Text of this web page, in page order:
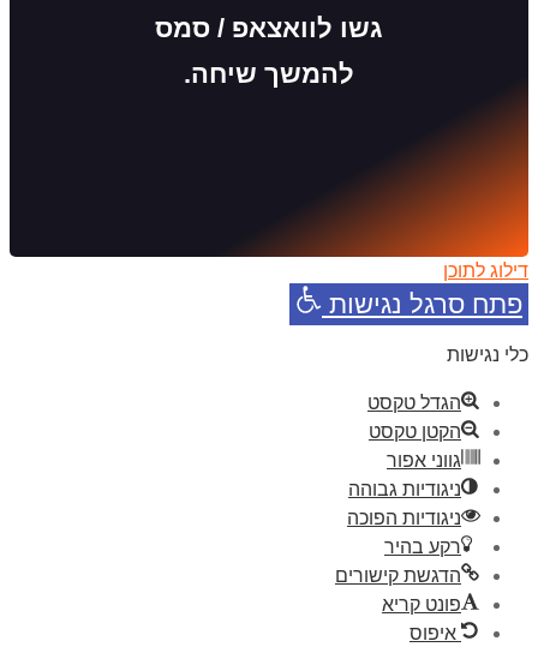
גשו לוואצאפ / סמס
להמשך שיחה.
דילוג לתוכן
פתח סרגל נגישות
כלי נגישות
הגדל טקסט
הקטן טקסט
גווני אפור
ניגודיות גבוהה
ניגודיות הפוכה
רקע בהיר
הדגשת קישורים
פונט קריא
איפוס